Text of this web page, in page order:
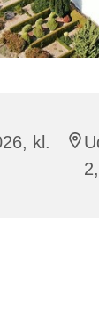
kl.